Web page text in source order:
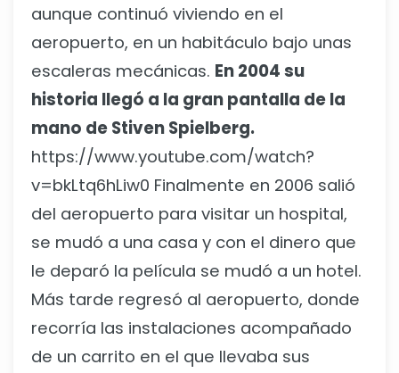
aunque continuó viviendo en el
aeropuerto, en un habitáculo bajo unas
escaleras mecánicas. En 2004 su
historia llegó a la gran pantalla de la
mano de Stiven Spielberg.
https://www.youtube.com/watch?
v=bkLtq6hLiw0 Finalmente en 2006 salió
del aeropuerto para visitar un hospital,
se mudó a una casa y con el dinero que
le deparó la película se mudó a un hotel.
Más tarde regresó al aeropuerto, donde
recorría las instalaciones acompañado
de un carrito en el que llevaba sus